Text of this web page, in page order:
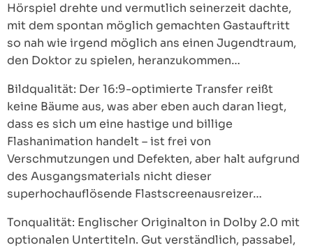
Hörspiel drehte und vermutlich seinerzeit dachte,
mit dem spontan möglich gemachten Gastauftritt
so nah wie irgend möglich ans einen Jugendtraum,
den Doktor zu spielen, heranzukommen…
Bildqualität: Der 16:9-optimierte Transfer reißt
keine Bäume aus, was aber eben auch daran liegt,
dass es sich um eine hastige und billige
Flashanimation handelt – ist frei von
Verschmutzungen und Defekten, aber halt aufgrund
des Ausgangsmaterials nicht dieser
superhochauflösende Flastscreenausreizer…
Tonqualität: Englischer Originalton in Dolby 2.0 mit
optionalen Untertiteln. Gut verständlich, passabel,